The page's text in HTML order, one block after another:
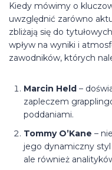
Kiedy mówimy o
uwzględnić zarówno
zbliżają się do
wpływ na wyniki i
zawodników, których
Marcin Held –
zapleczem
poddaniami.
Tommy O’Kane –
jego dynamiczny
ale również